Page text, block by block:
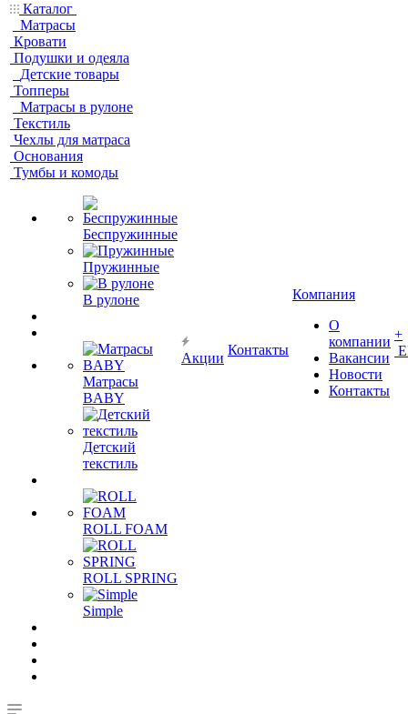
Каталог
Матрасы
Кровати
Подушки и одеяла
Детские товары
Топперы
Матрасы в рулоне
Текстиль
Чехлы для матраса
Основания
Тумбы и комоды
Беспружинные
Пружинные
В рулоне
Матрасы
BABY
Детский
текстиль
ROLL FOAM
ROLL SPRING
Simple
Акции
Контакты
Компания
О
компании
Вакансии
Новости
Контакты
+